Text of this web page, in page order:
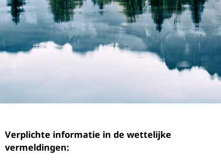
Verplichte informatie in de wettelijke
vermeldingen: